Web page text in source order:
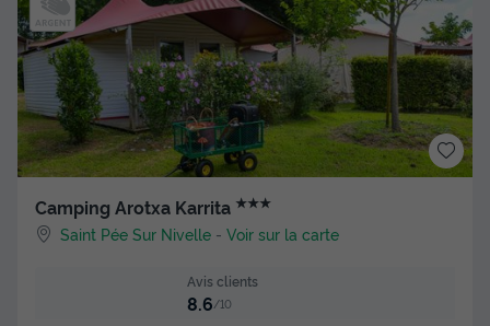
Camping Arotxa Karrita ★★★
Saint Pée Sur Nivelle -Voir sur la carte
Avis clients
8.6/10